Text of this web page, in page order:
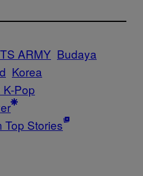
ARMY Budaya
Korea
Pop
Top Stories